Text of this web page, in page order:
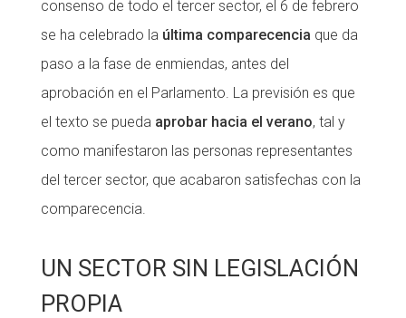
consenso de todo el tercer sector, el 6 de febrero
se ha celebrado la última comparecencia que da
paso a la fase de enmiendas, antes del
aprobación en el Parlamento. La previsión es que
el texto se pueda aprobar hacia el verano, tal y
como manifestaron las personas representantes
del tercer sector, que acabaron satisfechas con la
comparecencia.
UN SECTOR SIN LEGISLACIÓN
PROPIA
Notícies
Butlletins
Diari de la Fundació
Fundesplai als mitjans
COL·LABORA
Fes voluntariat
Fes un donatiu
Notícies
Butlletins
Diari de la Fundació
Fundesplai als mitjans
COL·LABORA
Fes voluntariat
Fes un donatiu